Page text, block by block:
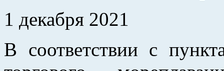
1 декабря 2021
В соответствии с